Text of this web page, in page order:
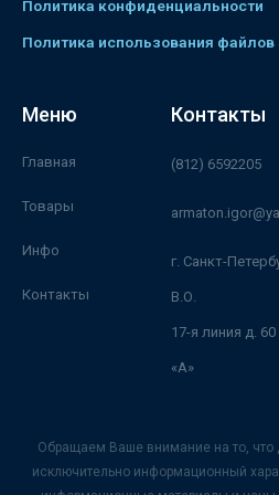
Политика конфиденциальности
Политика использования файлов
Меню
Главная
Товары
Инфо
Контакты
Контакты
(812) 6592205
г. Санкт-
В.О.
17-я линия д. 60
«А»
Обращаем Ваше внимание на то, что
исключительно информационный